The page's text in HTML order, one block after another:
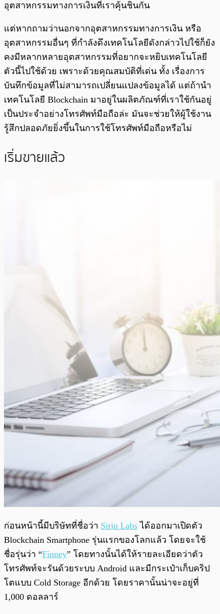
อุตสาหกรรมทางการเงินที่เราคุ้นชินกัน
แต่หากถามว่านอกจากอุตสาหกรรมทางการเงิน หรือ
อุตสาหกรรมอื่นๆ ที่กำลังดึงเทคโนโลยีดังกล่าวไปใช้ก็ยัง
คงมีหลากหลายอุตสาหกรรมที่อยากจะหยิบเทคโนโลยี
ตัวนี้ไปใช้ด้วย เพราะด้วยคุณสมบัติที่เด่น ทั้ง เรื่องการ
บันทึกข้อมูลที่ไม่สามารถเปลี่ยนแปลงข้อมูลได้ แต่ถ้านำ
เทคโนโลยี Blockchain มาอยู่ในผลิตภัณฑ์ที่เราใช้กันอยู่
เป็นประจำอย่างโทรศัพท์มือถือล่ะ มันจะช่วยให้ผู้ใช้งาน
รู้สึกปลอดภัยยิ่งขึ้นในการใช้โทรศัพท์มือถือหรือไม่
เริ่มขายแล้ว
ก่อนหน้านี้มีบริษัทที่ชื่อว่า Sirin Labs ได้ออกมาเปิดตัว
Blockchain Smartphone รุ่นแรกของโลกแล้ว โดยจะใช้
ชื่อรุ่นว่า “Finney” โดยทางนั้นได้ให้รายละเอียดว่าตัว
โทรศัพท์จะรันด้วยระบบ Android และมีกระเป๋าเก็บคริป
โตแบบ Cold Storage อีกด้วย โดยราคานั้นน่าจะอยู่ที่
1,000 ดอลลาร์